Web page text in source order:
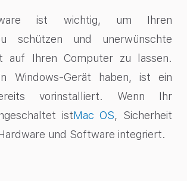
ist wichtig, um Ihren
schützen und unerwünschte
auf Ihren Computer zu lassen.
Windows-Gerät haben, ist ein
vorinstalliert. Wenn Ihr
istMac OS, Sicherheit
und Software integriert.